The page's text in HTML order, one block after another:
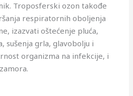
Troposferski ozon takođe
respiratornih oboljenja
izazvati oštećenje pluća,
sušenja grla, glavobolju i
organizma na infekcije, i